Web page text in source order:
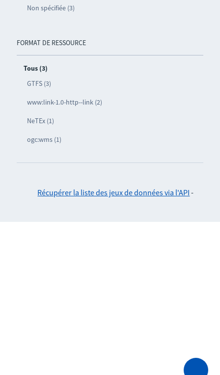
Non spécifiée (3)
FORMAT DE RESSOURCE
Tous (3)
GTFS (3)
www:link-1.0-http--link (2)
NeTEx (1)
ogc:wms (1)
Récupérer la liste des jeux de données via l'API -